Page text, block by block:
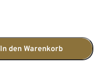
In den Warenkorb